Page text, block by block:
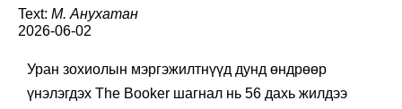
Text: М. Анухатан
2026-06-02
Уран зохиолын мэргэжилтнүүд дунд өндрөөр
үнэлэгдэх The Booker шагнал нь 56 дахь жилдээ